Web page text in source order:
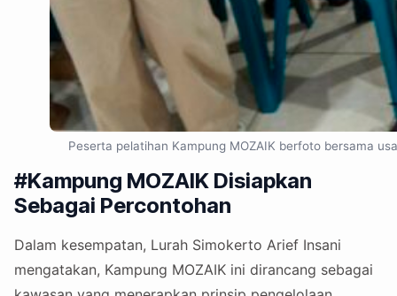
Peserta pelatihan Kampung MOZAIK berfoto bersama
#Kampung MOZAIK Disiapkan
Sebagai Percontohan
Dalam kesempatan, Lurah Simokerto Arief Insani
mengatakan, Kampung MOZAIK ini dirancang sebagai